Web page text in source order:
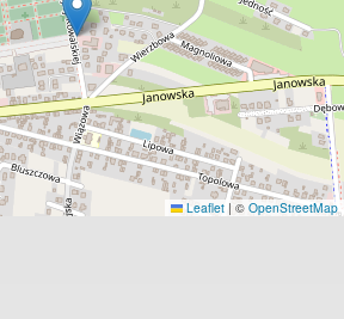
Leaflet | © OpenStreetMap